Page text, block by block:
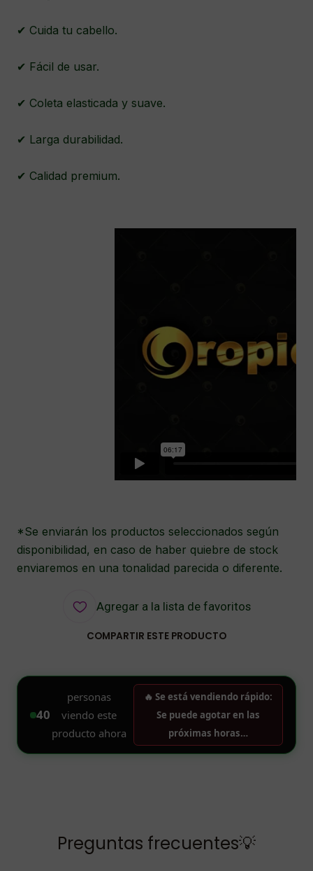
✔ Cuida tu cabello.
✔ Fácil de usar.
✔ Coleta elasticada y suave.
✔ Larga durabilidad.
✔ Calidad premium.
*Se enviarán los productos seleccionados según
disponibilidad, en caso de haber quiebre de stock
enviaremos en una tonalidad parecida o diferente.
Agregar a la lista de favoritos
COMPARTIR ESTE PRODUCTO
Preguntas frecuentes💡